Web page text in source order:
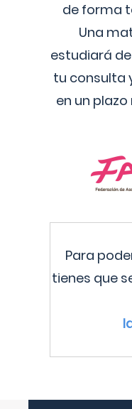
de forma
Una
estudiará
tu consulta
en un
Para
tienes que